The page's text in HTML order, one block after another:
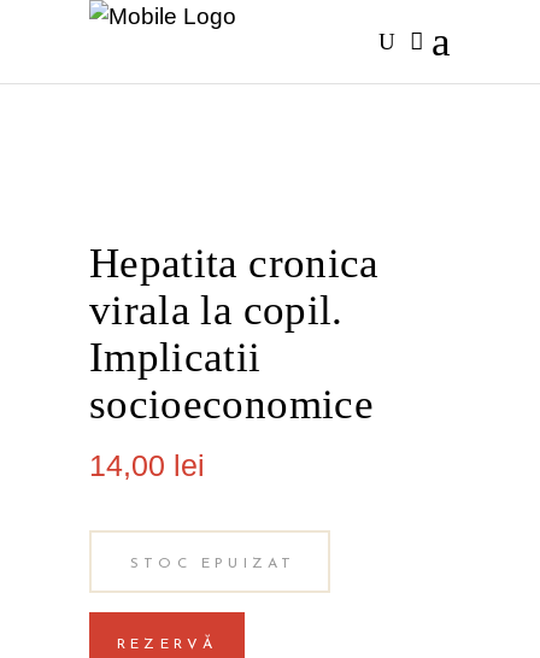
Hepatita cronica
virala la copil.
Implicatii
socioeconomice
14,00 lei
STOC EPUIZAT
REZERVĂ